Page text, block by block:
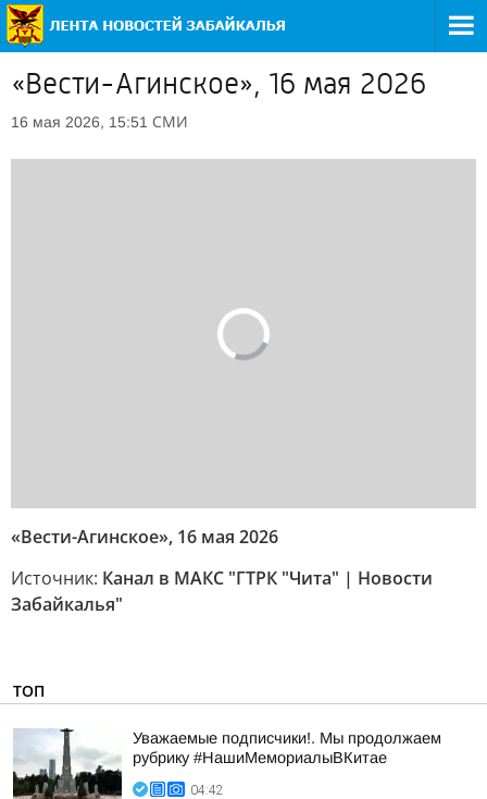
«Вести-Агинское», 16 мая 2026
16 мая 2026, 15:51 СМИ
«Вести-Агинское», 16 мая 2026
Источник: Канал в МАКС "ГТРК "Чита" | Новости
Забайкалья"
ТОП
Уважаемые подписчики!. Мы продолжаем
рубрику #НашиМемориалыВКитае
04:42